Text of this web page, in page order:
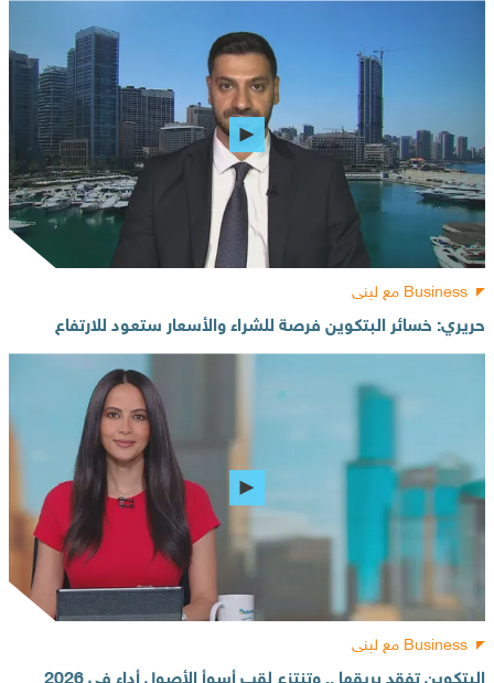
Business مع لبنى
حريري: خسائر البتكوين فرصة للشراء والأسعار ستعود للارتفاع
Business مع لبنى
البتكوين تفقد بريقها .. وتنتزع لقب أسوأ الأصول أداء في 2026